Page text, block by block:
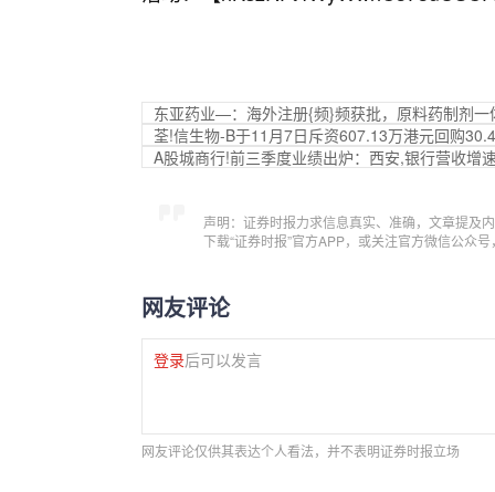
东亚药业—：海外注册{频}频获批，原料药制剂一
荃!信生物-B于11月7日斥资607.13万港元回购
A股城商行!前三季度业绩出炉：西安,银行营收增
声明：证券时报力求信息真实、准确，文章提及
下载“证券时报”官方APP，或关注官方微信公众
网友评论
登录后可以发言
网友评论仅供其表达个人看法，并不表明证券时报立场